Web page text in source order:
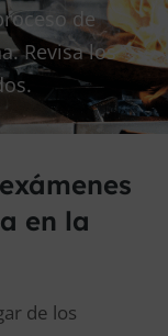
de
Revisa los
en la
de los